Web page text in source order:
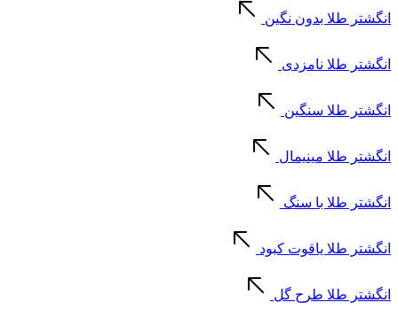
انگشتر طلا بدون نگین
انگشتر طلا نامزدی
انگشتر طلا سنگین
انگشتر طلا مینیمال
انگشتر طلا با سنگ
انگشتر طلا یاقوت کبود
انگشتر طلا طرح گل